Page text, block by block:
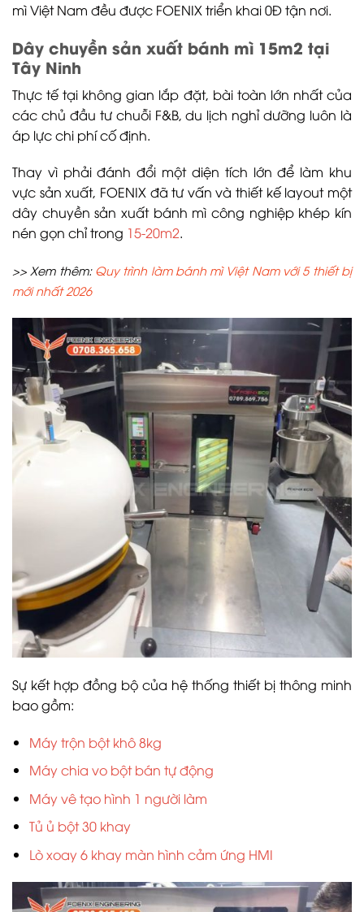
mì Việt Nam đều được FOENIX triển khai 0Đ tận nơi.
Dây chuyền sản xuất bánh mì 15m2 tại
Tây Ninh
Thực tế tại không gian lắp đặt, bài toàn lớn nhất của
các chủ đầu tư chuỗi F&B, du lịch nghỉ dưỡng luôn là
áp lực chi phí cố định.
Thay vì phải đánh đổi một diện tích lớn để làm khu
vực sản xuất, FOENIX đã tư vấn và thiết kế layout một
dây chuyền sản xuất bánh mì công nghiệp khép kín
nén gọn chỉ trong 15-20m2.
>> Xem thêm: Quy trình làm bánh mì Việt Nam với 5 thiết bị
mới nhất 2026
Sự kết hợp đồng bộ của hệ thống thiết bị thông minh
bao gồm:
Máy trộn bột khô 8kg
Máy chia vo bột bán tự động
Máy vê tạo hình 1 người làm
Tủ ủ bột 30 khay
Lò xoay 6 khay màn hình cảm ứng HMI